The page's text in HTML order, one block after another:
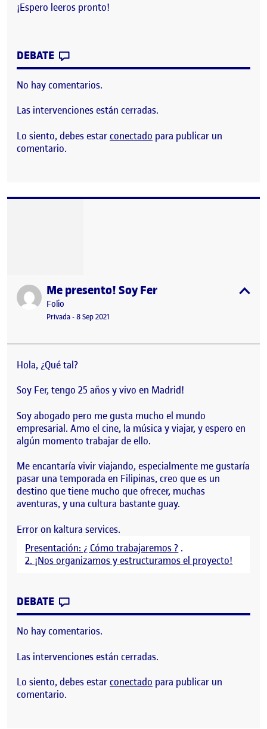
¡Espero leeros pronto!
DEBATE
No hay comentarios.
Las intervenciones están cerradas.
Lo siento, debes estarconectado para publicar un
comentario.
Publicado porMe presento! Soy Fer
Publicado por
Folio
Visibilidad:
Privada-Fecha de publicación
8 Sep 2021
Hola, ¿Qué tal?
Soy Fer, tengo 25 años y vivo en Madrid!
Soy abogado pero me gusta mucho el mundo
empresarial. Amo el cine, la música y viajar, y espero en
algún momento trabajar de ello.
Me encantaría vivir viajando, especialmente me gustaría
pasar una temporada en Filipinas, creo que es un
destino que tiene mucho que ofrecer, muchas
aventuras, y una cultura bastante guay.
Error on kaltura services.
Presentación: ¿ Cómo trabajaremos ? .
2. ¡Nos organizamos y estructuramos el proyecto!
DEBATE
No hay comentarios.
Las intervenciones están cerradas.
Lo siento, debes estarconectado para publicar un
comentario.